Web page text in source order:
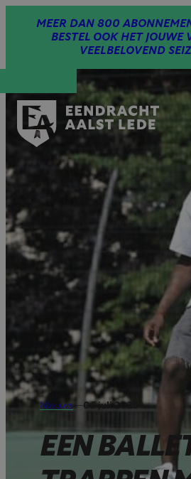
MEER DAN 800
BESTEL OOK HET JOUWE
VEELBELOVEND
Nieuws —05 juli 2025
EEN